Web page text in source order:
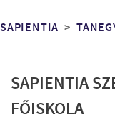
Morzsa
SAPIENTIA
SAPIENTIA
FŐISKOLA